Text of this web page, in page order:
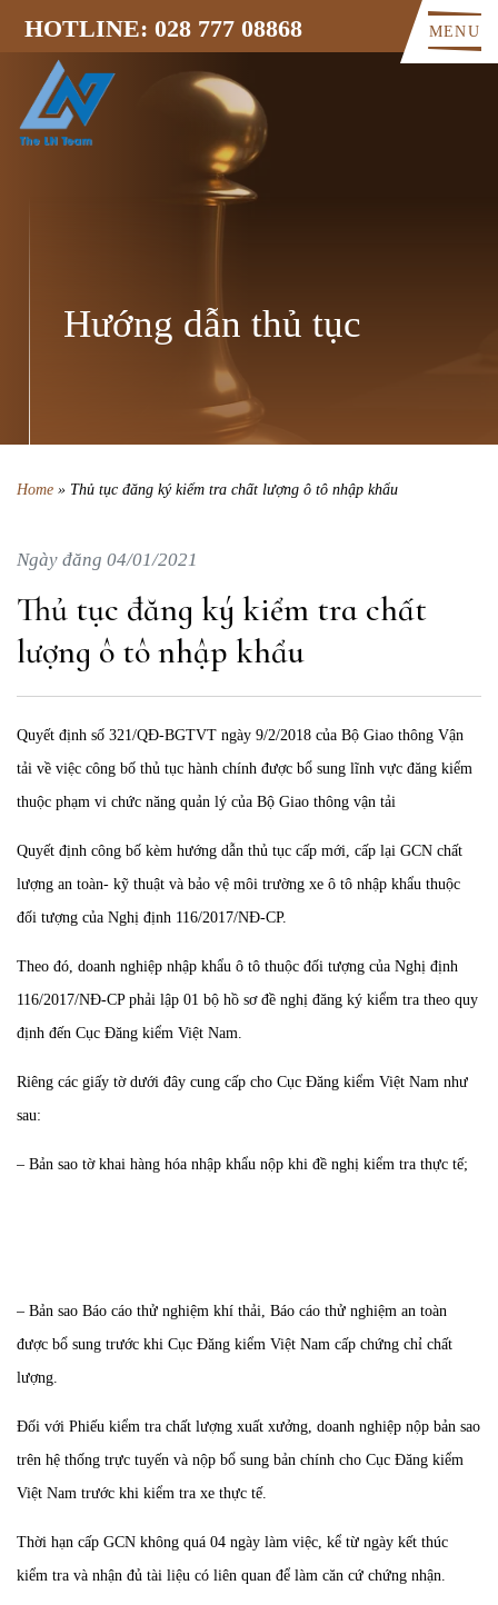
HOTLINE: 028 777 08868 MENU
Hướng dẫn thủ tục
Home » Thủ tục đăng ký kiểm tra chất lượng ô tô nhập khẩu
Ngày đăng 04/01/2021
Thủ tục đăng ký kiểm tra chất
lượng ô tô nhập khẩu
Quyết định số 321/QĐ-BGTVT ngày 9/2/2018 của Bộ Giao thông Vận
tải về việc công bố thủ tục hành chính được bổ sung lĩnh vực đăng kiểm
thuộc phạm vi chức năng quản lý của Bộ Giao thông vận tải
Quyết định công bố kèm hướng dẫn thủ tục cấp mới, cấp lại GCN chất
lượng an toàn- kỹ thuật và bảo vệ môi trường xe ô tô nhập khẩu thuộc
đối tượng của Nghị định 116/2017/NĐ-CP.
Theo đó, doanh nghiệp nhập khẩu ô tô thuộc đối tượng của Nghị định
116/2017/NĐ-CP phải lập 01 bộ hồ sơ đề nghị đăng ký kiểm tra theo quy
định đến Cục Đăng kiểm Việt Nam.
Riêng các giấy tờ dưới đây cung cấp cho Cục Đăng kiểm Việt Nam như
sau:
– Bản sao tờ khai hàng hóa nhập khẩu nộp khi đề nghị kiểm tra thực tế;
– Bản sao Báo cáo thử nghiệm khí thải, Báo cáo thử nghiệm an toàn
được bổ sung trước khi Cục Đăng kiểm Việt Nam cấp chứng chỉ chất
lượng.
Đối với Phiếu kiểm tra chất lượng xuất xưởng, doanh nghiệp nộp bản sao
trên hệ thống trực tuyến và nộp bổ sung bản chính cho Cục Đăng kiểm
Việt Nam trước khi kiểm tra xe thực tế.
Thời hạn cấp GCN không quá 04 ngày làm việc, kể từ ngày kết thúc
kiểm tra và nhận đủ tài liệu có liên quan để làm căn cứ chứng nhận.